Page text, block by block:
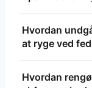
75% af
vend eller rist
erfaring; nogle
Hvordan
at ryge ved
ofte for
Hvordan